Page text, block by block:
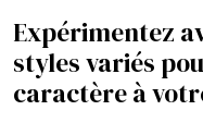
Expérimentez
styles variés
caractère à